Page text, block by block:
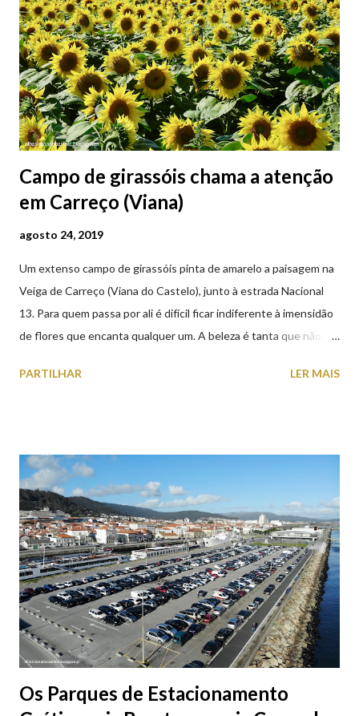
Campo de girassóis chama a atenção
em Carreço (Viana)
agosto 24, 2019
Um extenso campo de girassóis pinta de amarelo a paisagem na
Veiga de Carreço (Viana do Castelo), junto à estrada Nacional
13. Para quem passa por ali é difícil ficar indiferente à imensidão
de flores que encanta qualquer um. A beleza é tanta que não
aproveite a paisagem como cenário para tirar algumas
PARTILHAR LER MAIS
Os Parques de Estacionamento